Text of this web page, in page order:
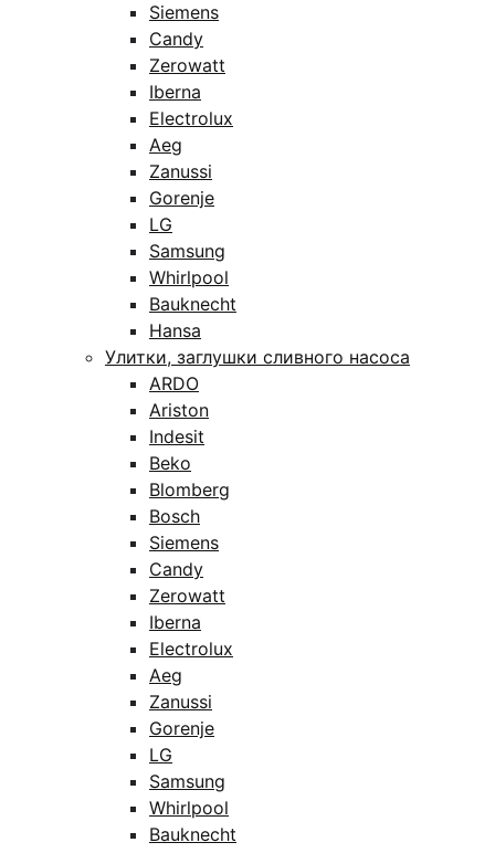
Siemens
Candy
Zerowatt
Iberna
Electrolux
Aeg
Zanussi
Gorenje
LG
Samsung
Whirlpool
Bauknecht
Hansa
Улитки, заглушки сливного насоса
ARDO
Ariston
Indesit
Beko
Blomberg
Bosch
Siemens
Candy
Zerowatt
Iberna
Electrolux
Aeg
Zanussi
Gorenje
LG
Samsung
Whirlpool
Bauknecht